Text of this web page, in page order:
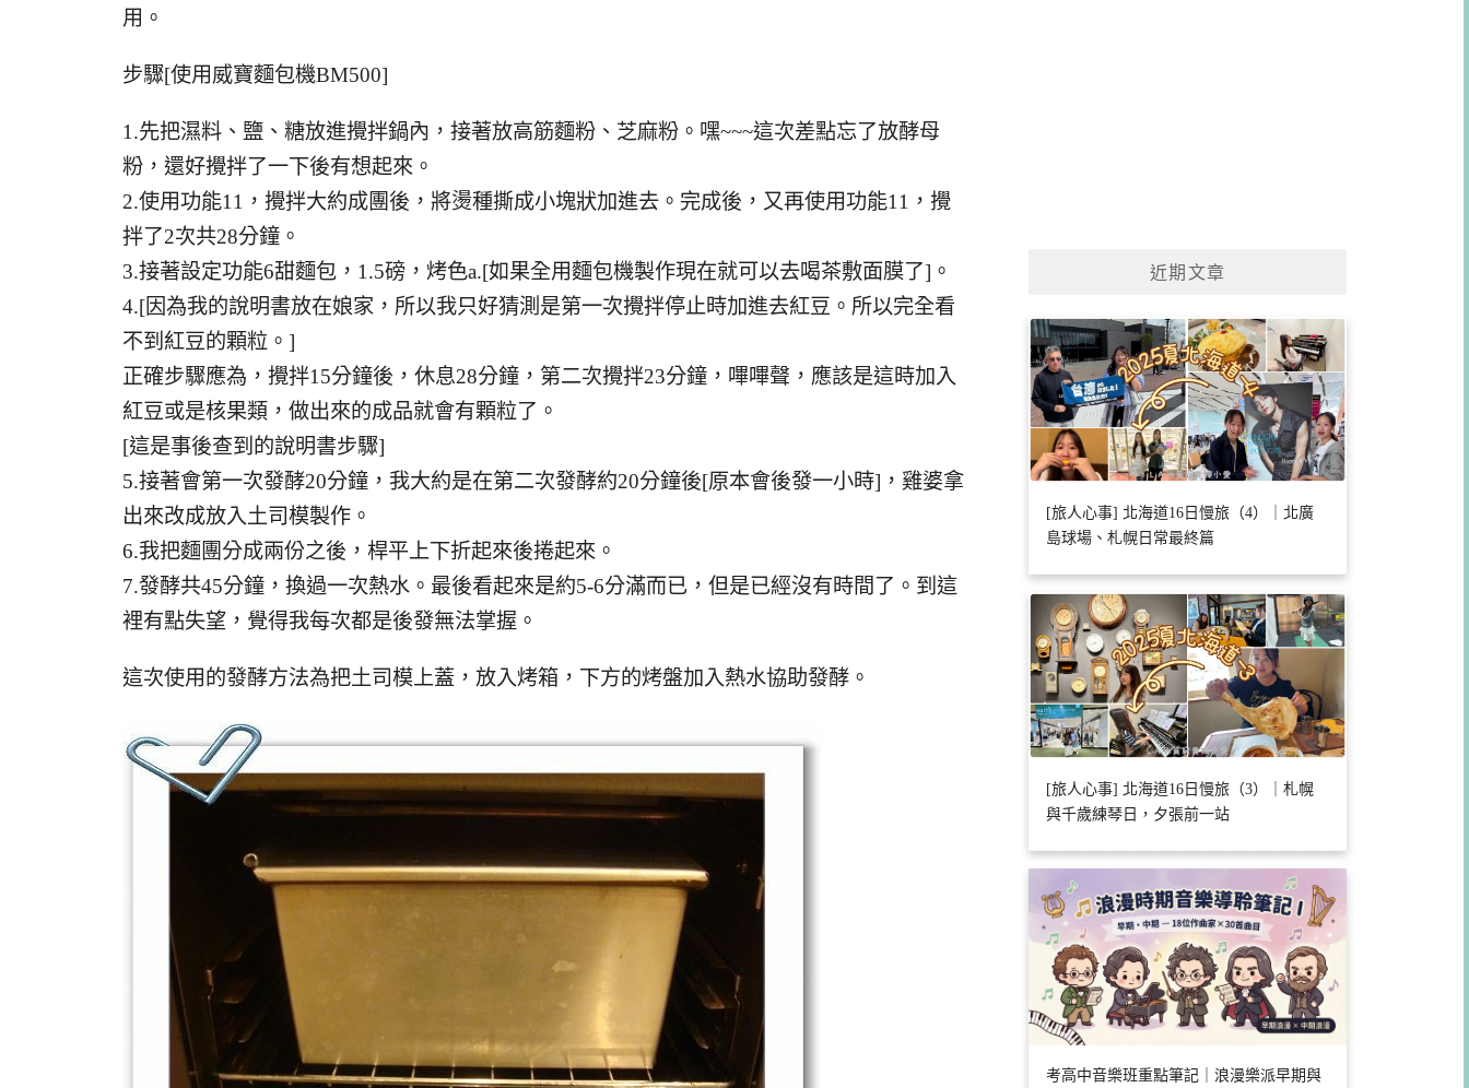
用。
步驟[使用威寶麵包機BM500]
1.先把濕料、鹽、糖放進攪拌鍋內，接著放高筋麵粉、芝麻粉。嘿~~~這次差點忘了放酵母
粉，還好攪拌了一下後有想起來。
2.使用功能11，攪拌大約成團後，將燙種撕成小塊狀加進去。完成後，又再使用功能11，攪
拌了2次共28分鐘。
3.接著設定功能6甜麵包，1.5磅，烤色a.[如果全用麵包機製作現在就可以去喝茶敷面膜了]。
4.[因為我的說明書放在娘家，所以我只好猜測是第一次攪拌停止時加進去紅豆。所以完全看
不到紅豆的顆粒。]
正確步驟應為，攪拌15分鐘後，休息28分鐘，第二次攪拌23分鐘，嗶嗶聲，應該是這時加入
紅豆或是核果類，做出來的成品就會有顆粒了。
[這是事後查到的說明書步驟]
5.接著會第一次發酵20分鐘，我大約是在第二次發酵約20分鐘後[原本會後發一小時]，雞婆拿
出來改成放入土司模製作。
6.我把麵團分成兩份之後，桿平上下折起來後捲起來。
7.發酵共45分鐘，換過一次熱水。最後看起來是約5-6分滿而已，但是已經沒有時間了。到這
裡有點失望，覺得我每次都是後發無法掌握。
這次使用的發酵方法為把土司模上蓋，放入烤箱，下方的烤盤加入熱水協助發酵。
近期文章
[旅人心事] 北海道16日慢旅（4）｜北廣
島球場、札幌日常最終篇
[旅人心事] 北海道16日慢旅（3）｜札幌
與千歲練琴日，夕張前一站
考高中音樂班重點筆記｜浪漫樂派早期與